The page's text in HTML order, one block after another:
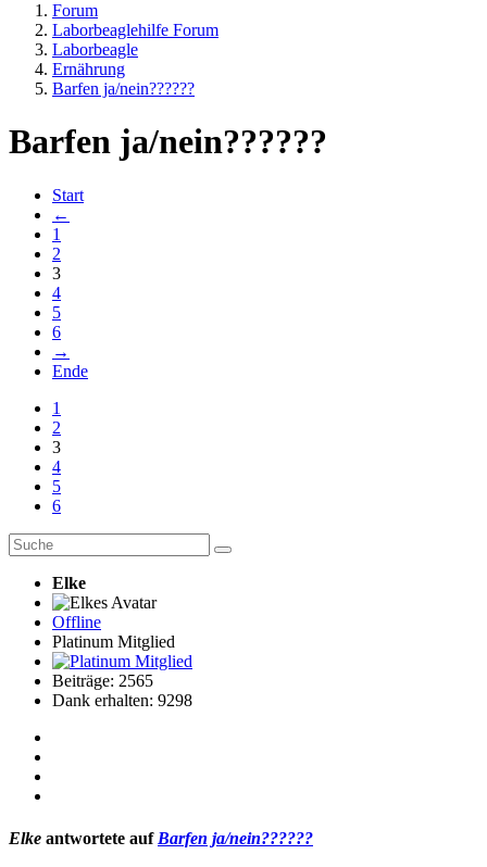
Forum
Laborbeaglehilfe Forum
Laborbeagle
Ernährung
Barfen ja/nein??????
Barfen ja/nein??????
Start
←
1
2
3
4
5
6
→
Ende
1
2
3
4
5
6
Elke
Offline
Platinum Mitglied
Beiträge: 2565
Dank erhalten: 9298
Elke antwortete auf Barfen ja/nein??????